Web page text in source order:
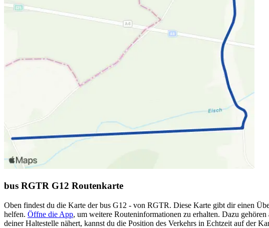
bus RGTR G12 Routenkarte
Oben findest du die Karte der bus G12 - von RGTR. Diese Karte gibt dir einen
helfen. Öffne die App, um weitere Routeninformationen zu erhalten. Dazu
deiner Haltestelle nähert, kannst du die Position des Verkehrs in Echtzeit auf der